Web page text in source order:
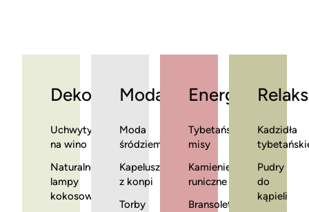
Dekoracje
Uchwyty
na wino
Naturalne
lampy
kokosowe
Moda
Moda
śródziemnomorska
Kapelusze
z konpi
Torby
Energia
Tybetańskie
misy
Kamienie
runiczne
Bransoletki
Relaks
Kadzidła
Pudry
do
kąpieli